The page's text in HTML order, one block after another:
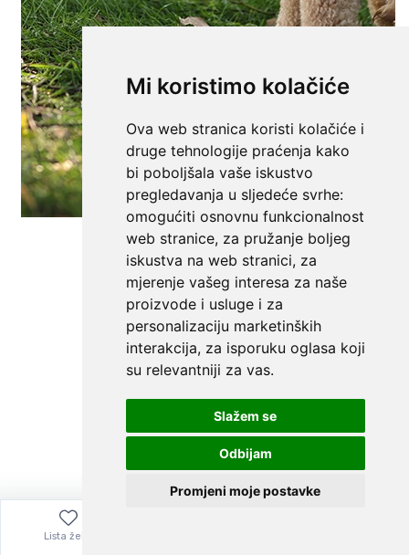
Mi koristimo kolačiće
Ova web stranica koristi kolačiće i
druge tehnologije praćenja kako
bi poboljšala vaše iskustvo
pregledavanja u sljedeće svrhe:
omogućiti osnovnu funkcionalnost
web stranice, za pružanje boljeg
iskustva na web stranici, za
mjerenje vašeg interesa za naše
proizvode i usluge i za
personalizaciju marketinških
interakcija, za isporuku oglasa koji
su relevantniji za vas.
Slažem se
Odbijam
Promjeni moje postavke
Lista želja